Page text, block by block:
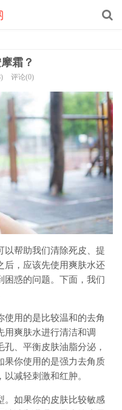
霜？
评论(0)
以帮助我们清除死皮、提
后，应该先使用爽肤水还
困惑的问题。下面，我们
使用的是比较温和的去角
用爽肤水进行清洁和调
、平衡皮肤油脂分泌，
果你使用的是强力去角质
减轻刺激和红肿。
。如果你的皮肤比较敏感